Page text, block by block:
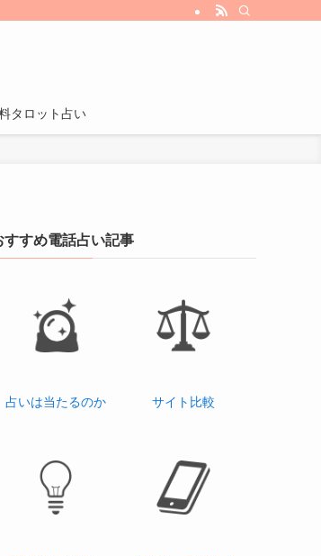
タロット占い
すすめ電話占い記事
占いは当たるのか サイト比較